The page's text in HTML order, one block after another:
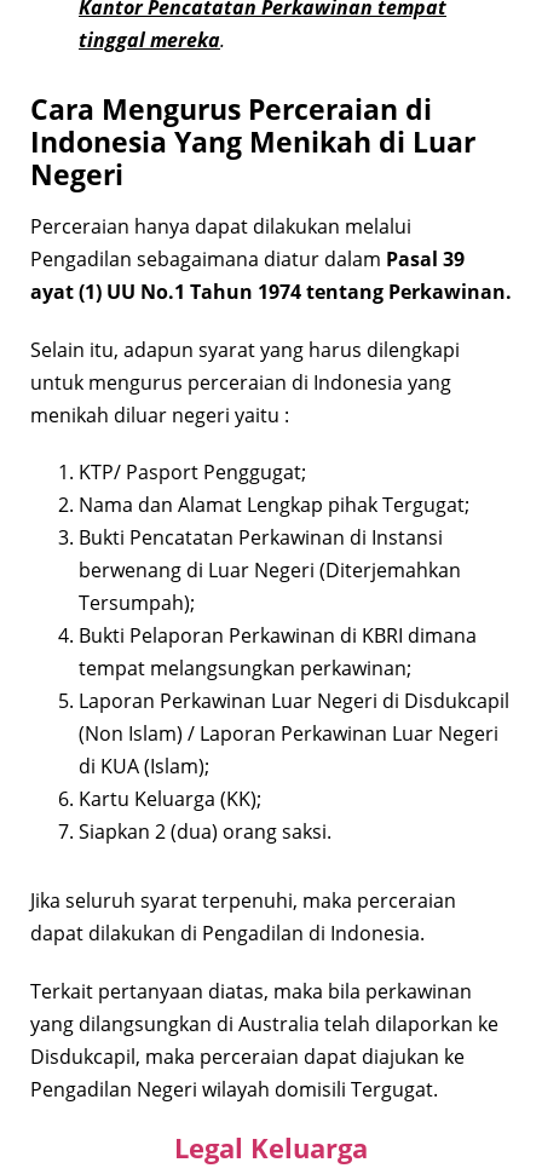
Kantor Pencatatan Perkawinan tempat
tinggal mereka.
Cara Mengurus Perceraian di
Indonesia Yang Menikah di Luar
Negeri
Perceraian hanya dapat dilakukan melalui
Pengadilan sebagaimana diatur dalam Pasal 39
ayat (1) UU No.1 Tahun 1974 tentang Perkawinan.
Selain itu, adapun syarat yang harus dilengkapi
untuk mengurus perceraian di Indonesia yang
menikah diluar negeri yaitu :
KTP/ Pasport Penggugat;
Nama dan Alamat Lengkap pihak Tergugat;
Bukti Pencatatan Perkawinan di Instansi
berwenang di Luar Negeri (Diterjemahkan
Tersumpah);
Bukti Pelaporan Perkawinan di KBRI dimana
tempat melangsungkan perkawinan;
Laporan Perkawinan Luar Negeri di Disdukcapil
(Non Islam) / Laporan Perkawinan Luar Negeri
di KUA (Islam);
Kartu Keluarga (KK);
Siapkan 2 (dua) orang saksi.
Jika seluruh syarat terpenuhi, maka perceraian
dapat dilakukan di Pengadilan di Indonesia.
Terkait pertanyaan diatas, maka bila perkawinan
yang dilangsungkan di Australia telah dilaporkan ke
Disdukcapil, maka perceraian dapat diajukan ke
Pengadilan Negeri wilayah domisili Tergugat.
Legal Keluarga